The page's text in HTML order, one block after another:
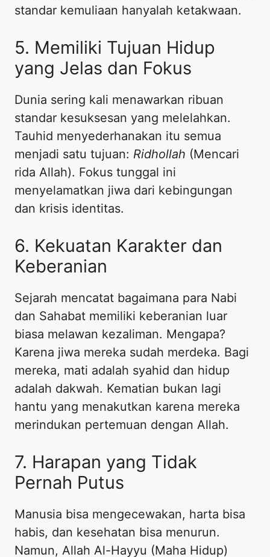
standar kemuliaan hanyalah ketakwaan.
5. Memiliki Tujuan Hidup
yang Jelas dan Fokus
Dunia sering kali menawarkan ribuan
standar kesuksesan yang melelahkan.
Tauhid menyederhanakan itu semua
menjadi satu tujuan: Ridhollah (Mencari
rida Allah). Fokus tunggal ini
menyelamatkan jiwa dari kebingungan
dan krisis identitas.
6. Kekuatan Karakter dan
Keberanian
Sejarah mencatat bagaimana para Nabi
dan Sahabat memiliki keberanian luar
biasa melawan kezaliman. Mengapa?
Karena jiwa mereka sudah merdeka. Bagi
mereka, mati adalah syahid dan hidup
adalah dakwah. Kematian bukan lagi
hantu yang menakutkan karena mereka
merindukan pertemuan dengan Allah.
7. Harapan yang Tidak
Pernah Putus
Manusia bisa mengecewakan, harta bisa
habis, dan kesehatan bisa menurun.
Namun, Allah Al-Hayyu (Maha Hidup)